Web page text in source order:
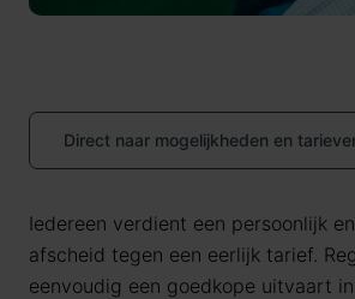
Direct naar mogelijkheden en
Iedereen verdient een persoonlijk
afscheid tegen een eerlijk tarief.
eenvoudig een goedkope uitvaart